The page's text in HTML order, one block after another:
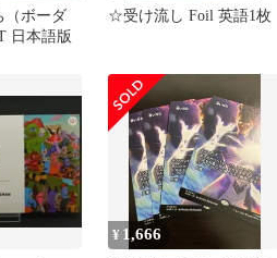
（ボーダ
日本語版
☆受け流し Foil 英語1枚
¥ 1,666